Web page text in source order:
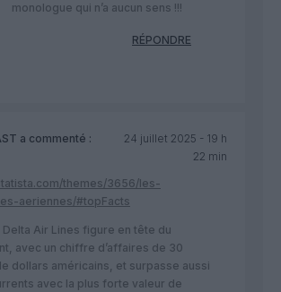
monologue qui n’a aucun sens !!!
RÉPONDRE
a commenté :
24 juillet 2025 - 19 h
22 min
themes/3656/les-
aeriennes/#topFacts
Delta Air Lines figure en tête du
avec un chiffre d’affaires de 30
dollars américains, et surpasse aussi
avec la plus forte valeur de